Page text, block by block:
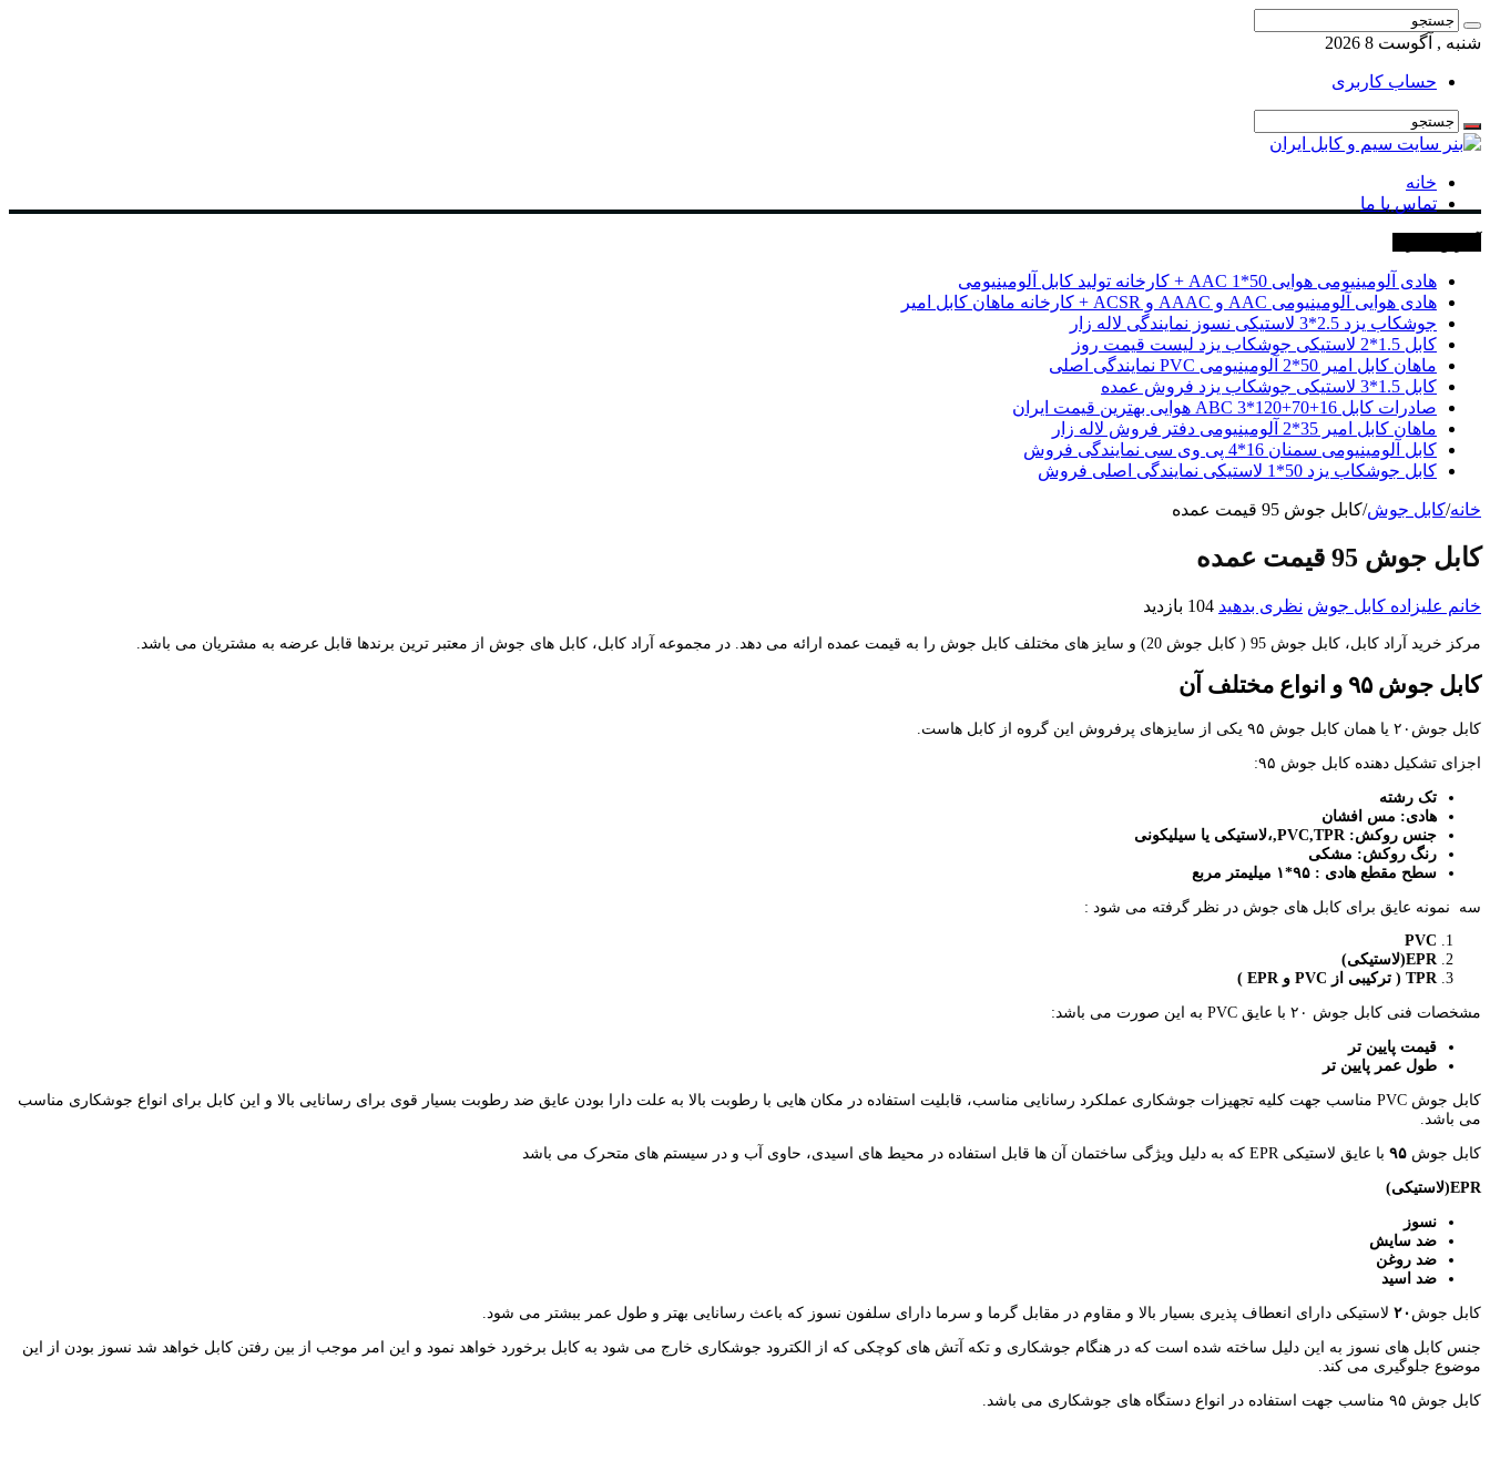
شنبه , آگوست 8 2026
حساب کاربری
خانه
تماس با ما
هادی آلومینیومی هوایی 50*1 AAC + کارخانه تولید کابل آلومینیومی
هادی هوایی آلومینیومی AAC و AAAC و ACSR + کارخانه ماهان کابل امیر
جوشکاب یزد 2.5*3 لاستیکی نسوز نمایندگی لاله زار
کابل 1.5*2 لاستیکی جوشکاب یزد لیست قیمت روز
ماهان کابل امیر 50*2 آلومینیومی PVC نمایندگی اصلی
کابل 1.5*3 لاستیکی جوشکاب یزد فروش عمده
صادرات کابل 16+70+120*3 ABC هوایی بهترین قیمت ایران
ماهان کابل امیر 35*2 آلومینیومی دفتر فروش لاله زار
کابل آلومینیومی سمنان 16*4 پی وی سی نمایندگی فروش
کابل جوشکاب یزد 50*1 لاستیکی نمایندگی اصلی فروش
خانه/کابل جوش/کابل جوش 95 قیمت عمده
کابل جوش 95 قیمت عمده
خانم علیزاده کابل جوش نظری بدهید 104 بازدید
مرکز خرید آراد کابل، کابل جوش 95 ( کابل جوش 20) و سایز های مختلف کابل جوش را به قیمت عمده ارائه می دهد. در مجموعه آراد کابل، کابل های جوش از معتبر ترین برندها قابل عرضه به مشتریان می باشد.
کابل جوش ۹۵ و انواع مختلف آن
کابل جوش۲۰ یا همان کابل جوش ۹۵ یکی از سایزهای پرفروش این گروه از کابل هاست.
اجزای تشکیل دهنده کابل جوش ۹۵:
تک رشته
هادی: مس افشان
جنس روکش: PVC,TPR, ،لاستیکی یا سیلیکونی
رنگ روکش: مشکی
سطح مقطع هادی : ۹۵*۱ میلیمتر مربع
سه نمونه عایق برای کابل های جوش در نظر گرفته می شود :
PVC
EPR(لاستیکی)
TPR ( ترکیبی از PVC و EPR
)
مشخصات فنی کابل جوش ۲۰ با عایق PVC به این صورت می باشد:
قیمت پایین تر
طول عمر پایین تر
کابل جوش PVC مناسب جهت کلیه تجهیزات جوشکاری عملکرد رسانایی مناسب، قابلیت استفاده در مکان هایی با رطوبت بالا به علت دارا بودن عایق ضد رطوبت بسیار قوی برای رسانایی بالا و این کابل برای انواع جوشکاری مناسب
می باشد.
کابل جوش ۹۵ با عایق لاستیکی EPR که به دلیل ویژگی ساختمان آن ها قابل استفاده در محیط های اسیدی، حاوی آب و در سیستم های متحرک می باشد
EPR(لاستیکی)
نسوز
ضد سایش
ضد روغن
ضد اسید
کابل جوش ۲۰ لاستیکی دارای انعطاف پذیری بسیار بالا و مقاوم در مقابل گرما و سرما دارای سلفون نسوز که باعث رسانایی بهتر و طول عمر ببشتر می شود.
جنس کابل های نسوز به این دلیل ساخته شده است که در هنگام جوشکاری و تکه آتش های کوچکی که از الکترود جوشکاری خارج می شود به کابل برخورد خواهد نمود و این امر موجب از بین رفتن کابل خواهد شد نسوز بودن از این
موضوع جلوگیری می کند.
کابل جوش ۹۵ مناسب جهت استفاده در انواع دستگاه های جوشکاری می باشد.